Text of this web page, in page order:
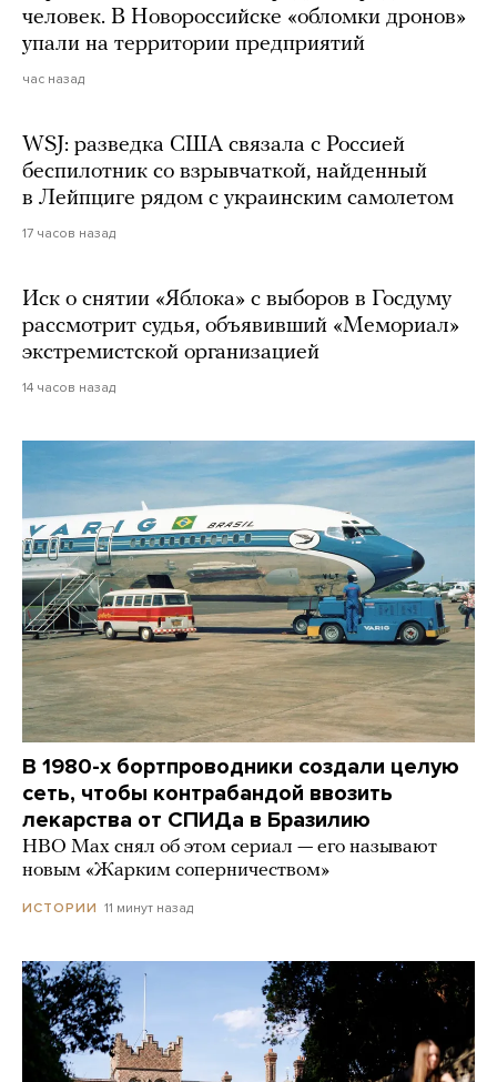
человек. В Новороссийске «обломки дронов»
упали на территории предприятий
час назад
WSJ: разведка США связала с Россией
беспилотник со взрывчаткой, найденный
в Лейпциге рядом с украинским самолетом
17 часов назад
Иск о снятии «Яблока» с выборов в Госдуму
рассмотрит судья, объявивший «Мемориал»
экстремистской организацией
14 часов назад
В 1980-х бортпроводники создали целую
сеть, чтобы контрабандой ввозить
лекарства от СПИДа в Бразилию
HBO Max снял об этом сериал — его называют
новым «Жарким соперничеством»
ИСТОРИИ 11 минут назад